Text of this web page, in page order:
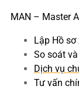
MAN – Master
Lập Hồ
So soát
Dịch vụ
Tư vấn